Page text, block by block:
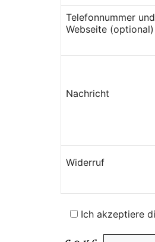
Telefonnummer und
Webseite (optional)
Nachricht
Widerruf
Ich akzeptiere